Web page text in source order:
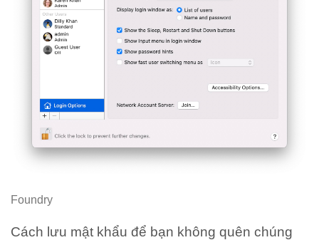
Foundry
Cách lưu mật khẩu để bạn không quên chúng